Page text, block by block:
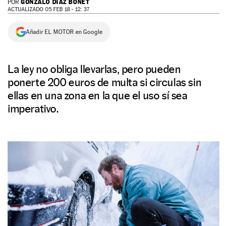
NEWSLETTER
POR GONZALO DIAZ BONET
ACTUALIZADO 05 FEB 18 - 12: 37
Añadir EL MOTOR en Google
La ley no obliga llevarlas, pero pueden
ponerte 200 euros de multa si circulas sin
ellas en una zona en la que el uso sí sea
imperativo.